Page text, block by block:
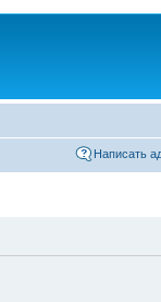
Написать